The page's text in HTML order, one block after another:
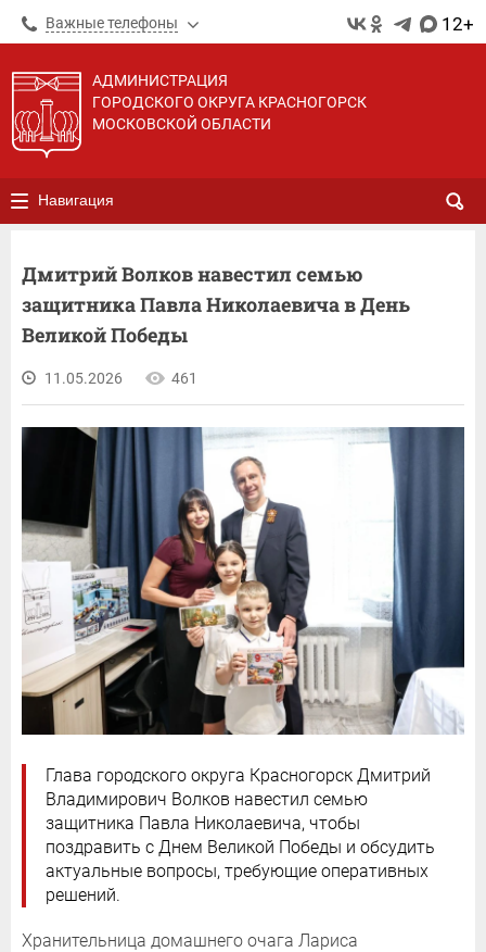
Важные телефоны 12+
АДМИНИСТРАЦИЯ
ГОРОДСКОГО ОКРУГА КРАСНОГОРСК
МОСКОВСКОЙ ОБЛАСТИ
Навигация
Дмитрий Волков навестил семью
защитника Павла Николаевича в День
Великой Победы
11.05.2026 461
Глава городского округа Красногорск Дмитрий
Владимирович Волков навестил семью
защитника Павла Николаевича, чтобы
поздравить с Днем Великой Победы и обсудить
актуальные вопросы, требующие оперативных
решений.
Хранительница домашнего очага Лариса